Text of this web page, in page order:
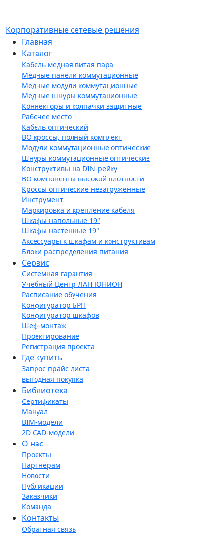
Корпоративные сетевые решения
Главная
Каталог
Кабель медная витая пара
Медные панели коммутационные
Медные модули коммутационные
Медные шнуры коммутационные
Коннекторы и колпачки защитные
Рабочее место
Кабель оптический
ВО кроссы, полный комплект
Модули коммутационные оптические
Шнуры коммутационные оптические
Конструктивы на DIN-рейку
ВО компоненты высокой плотности
Кроссы оптические незагруженные
Инструмент
Маркировка и крепление кабеля
Шкафы напольные 19"
Шкафы настенные 19"
Аксессуары к шкафам и конструктивам
Блоки распределения питания
Сервис
Системная гарантия
Учебный Центр ЛАН ЮНИОН
Расписание обучения
Конфигуратор БРП
Конфигуратор шкафов
Шеф-монтаж
Проектирование
Регистрация проекта
Где купить
Запрос прайс листа
выгодная покупка
Библиотека
Сертификаты
Мануал
BIM-модели
2D CAD-модели
О нас
Проекты
Партнерам
Новости
Публикации
Заказчики
Команда
Контакты
Обратная связь